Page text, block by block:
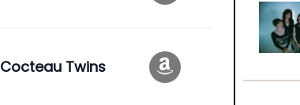
Cocteau Twins